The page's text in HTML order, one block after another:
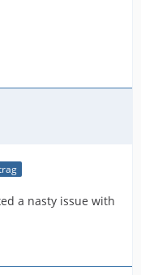
a nasty issue with